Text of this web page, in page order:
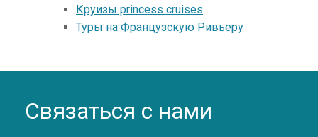
Круизы princess cruises
Туры на Французскую Ривьеру
Связаться с нами